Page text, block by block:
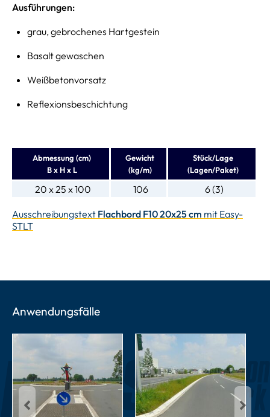
Ausführungen:
grau, gebrochenes Hartgestein
Basalt gewaschen
Weißbetonvorsatz
Reflexionsbeschichtung
Abmessung (cm)
B x H x L
Gewicht
(kg/m)
Stück/Lage
(Lagen/Paket)
20 x 25 x 100 106 6 (3)
Ausschreibungstext Flachbord F10 20x25 cm mit Easy-
STLT
Anwendungsfälle
Previous Next